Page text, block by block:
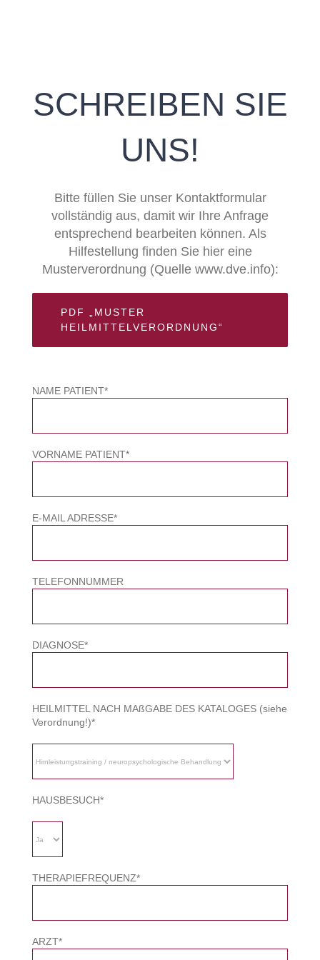
SCHREIBEN SIE
UNS!
Bitte füllen Sie unser Kontaktformular
vollständig aus, damit wir Ihre Anfrage
entsprechend bearbeiten können. Als
Hilfestellung finden Sie hier eine
Musterverordnung (Quelle www.dve.info):
PDF „MUSTER
HEILMITTELVERORDNUNG“
NAME PATIENT*
VORNAME PATIENT*
E-MAIL ADRESSE*
TELEFONNUMMER
DIAGNOSE*
HEILMITTEL NACH MAßGABE DES KATALOGES (siehe
Verordnung!)*
HAUSBESUCH*
THERAPIEFREQUENZ*
ARZT*